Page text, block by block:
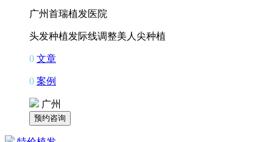
广州首瑞植发医院
头发种植发际线调整美人尖种植
0 文章
0 案例
广州